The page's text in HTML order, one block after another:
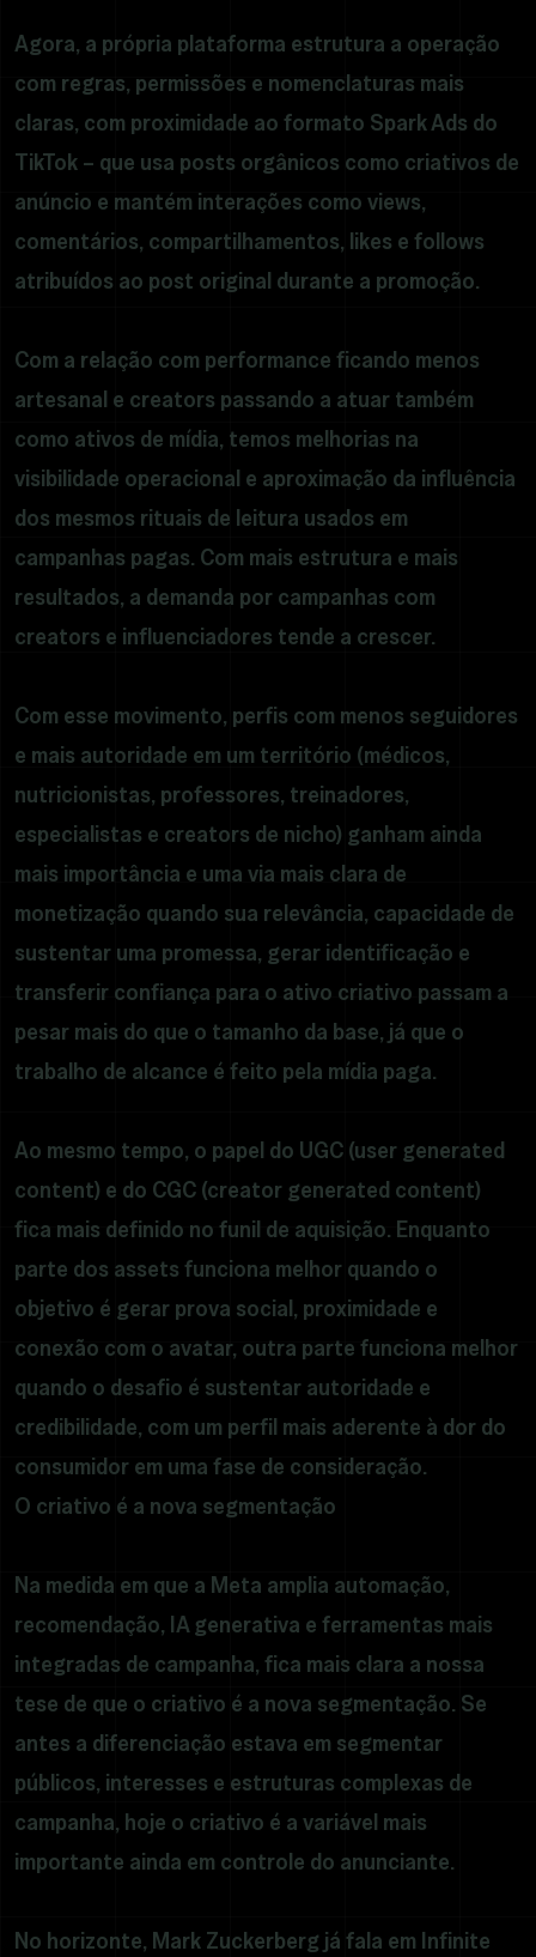
Agora, a própria plataforma estrutura a operação
com regras, permissões e nomenclaturas mais
claras, com proximidade ao formato Spark Ads do
TikTok – que usa posts orgânicos como criativos de
anúncio e mantém interações como views,
comentários, compartilhamentos, likes e follows
atribuídos ao post original durante a promoção.
Com a relação com performance ficando menos
artesanal e creators passando a atuar também
como ativos de mídia, temos melhorias na
visibilidade operacional e aproximação da influência
dos mesmos rituais de leitura usados em
campanhas pagas. Com mais estrutura e mais
resultados, a demanda por campanhas com
creators e influenciadores tende a crescer.
Com esse movimento, perfis com menos seguidores
e mais autoridade em um território (médicos,
nutricionistas, professores, treinadores,
especialistas e creators de nicho) ganham ainda
mais importância e uma via mais clara de
monetização quando sua relevância, capacidade de
sustentar uma promessa, gerar identificação e
transferir confiança para o ativo criativo passam a
pesar mais do que o tamanho da base, já que o
trabalho de alcance é feito pela mídia paga.
Ao mesmo tempo, o papel do UGC (user generated
content) e do CGC (creator generated content)
fica mais definido no funil de aquisição. Enquanto
parte dos assets funciona melhor quando o
objetivo é gerar prova social, proximidade e
conexão com o avatar, outra parte funciona melhor
quando o desafio é sustentar autoridade e
credibilidade, com um perfil mais aderente à dor do
consumidor em uma fase de consideração.
O criativo é a nova segmentação
Na medida em que a Meta amplia automação,
recomendação, IA generativa e ferramentas mais
integradas de campanha, fica mais clara a nossa
tese de que o criativo é a nova segmentação. Se
antes a diferenciação estava em segmentar
públicos, interesses e estruturas complexas de
campanha, hoje o criativo é a variável mais
importante ainda em controle do anunciante.
No horizonte, Mark Zuckerberg já fala em Infinite